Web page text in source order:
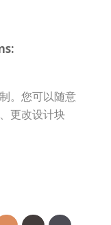
。您可以随意
更改设计块